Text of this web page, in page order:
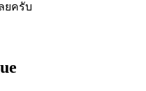
ยครับ